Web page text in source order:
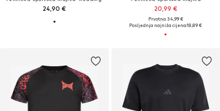
24,90 € 20,99 €
Prvotno: 34,99 €
Posljednja najniža cijena:18,89 €